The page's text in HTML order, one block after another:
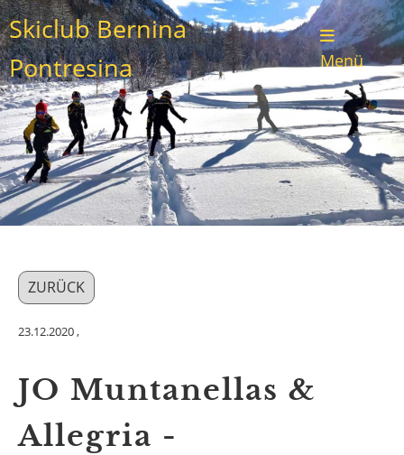
Skiclub Bernina
Pontresina
Menü
ZURÜCK
23.12.2020,
JO Muntanellas &
Allegria -